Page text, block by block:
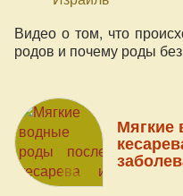
Видео о том, что
родов и почему роды
Мягкие